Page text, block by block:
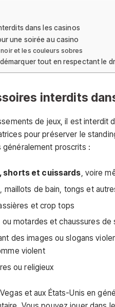
dans les casinos
une soirée au casino
et les couleurs sobres
tout en respectant le
interdits
de jeux, il est interdit
pour préserver le
proscrits :
shorts et cuissards, voire
maillots de bain, tongs et
et crop tops
motardes et chaussures de
des images ou slogans
violent
ou religieux
et aux États-Unis en